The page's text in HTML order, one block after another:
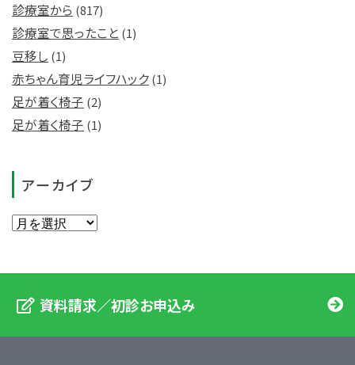
診療室から (817)
診療室で思ったこと (1)
豆移し (1)
赤ちゃん育児ライフハック(1)
足が着く椅子 (2)
足が着く椅子 (1)
アーカイブ
資料請求／初診お申込み